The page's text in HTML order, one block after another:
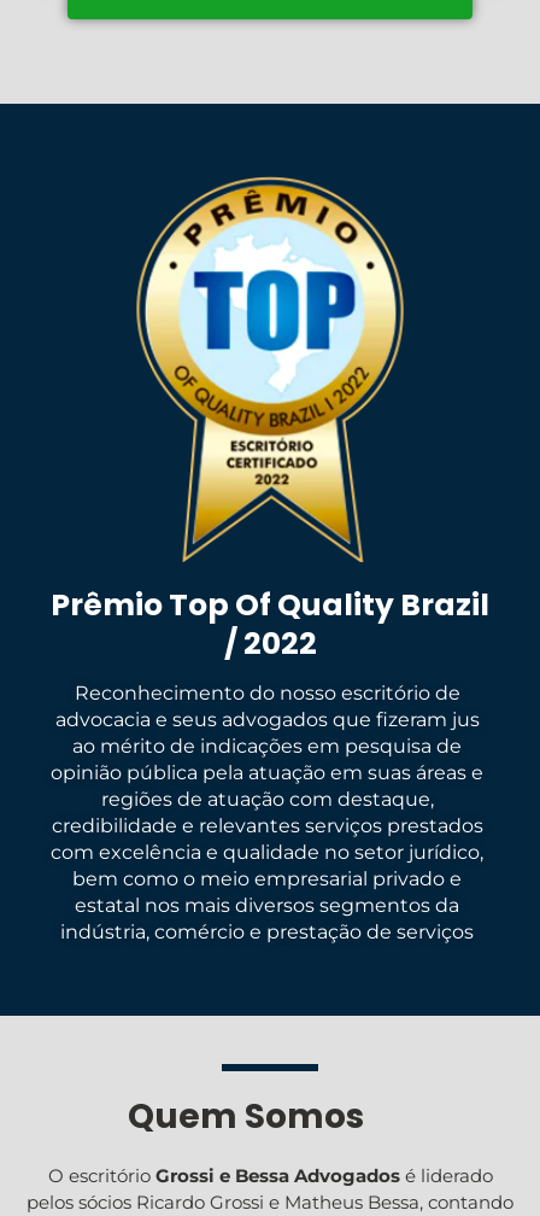
Prêmio Top Of Quality Brazil
/ 2022
Reconhecimento do nosso escritório de
advocacia e seus advogados que fizeram jus
ao mérito de indicações em pesquisa de
opinião pública pela atuação em suas áreas e
regiões de atuação com destaque,
credibilidade e relevantes serviços prestados
com excelência e qualidade no setor jurídico,
bem como o meio empresarial privado e
estatal nos mais diversos segmentos da
indústria, comércio e prestação de serviços
Quem Somos
O escritório Grossi e Bessa Advogadosé liderado
pelos sócios Ricardo Grossi e Matheus Bessa, contando